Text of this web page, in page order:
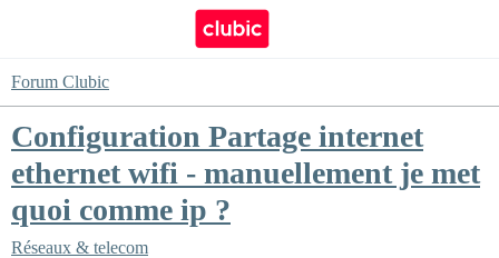
Forum Clubic
Configuration Partage internet
ethernet wifi - manuellement je met
quoi comme ip ?
Réseaux & telecom